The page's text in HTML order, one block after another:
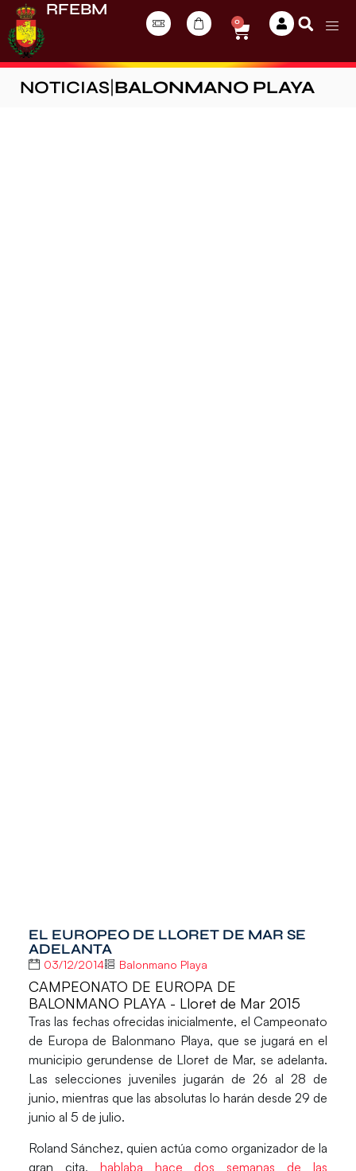
RFEBM
0
NOTICIAS BALONMANO PLAYA
EL EUROPEO DE LLORET DE MAR SE
ADELANTA
03/12/2014 Balonmano Playa
CAMPEONATO DE EUROPA DE
BALONMANO PLAYA - Lloret de Mar 2015
Tras las fechas ofrecidas inicialmente, el Campeonato
de Europa de Balonmano Playa, que se jugará en el
municipio gerundense de Lloret de Mar, se adelanta.
Las selecciones juveniles jugarán de 26 al 28 de
junio, mientras que las absolutas lo harán desde 29 de
junio al 5 de julio.
Roland Sánchez, quien actúa como organizador de la
gran cita, hablaba hace dos semanas de las